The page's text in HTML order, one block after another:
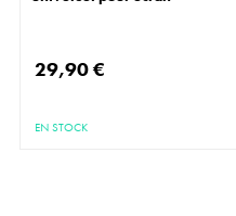
29,90 €
EN STOCK